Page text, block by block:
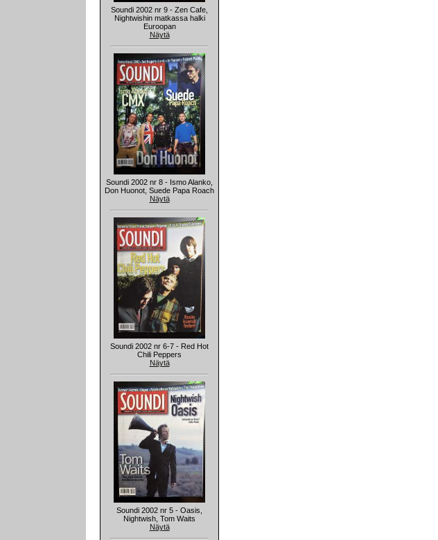
Soundi 2002 nr 9 - Zen Cafe,
Nightwishin matkassa halki
Euroopan
Näytä
Soundi 2002 nr 8 - Ismo Alanko,
Don Huonot, Suede Papa Roach
Näytä
Soundi 2002 nr 6-7 - Red Hot
Chili Peppers
Näytä
Soundi 2002 nr 5 - Oasis,
Nightwish, Tom Waits
Näytä